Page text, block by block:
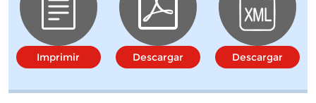
Imprimir Descargar Descargar